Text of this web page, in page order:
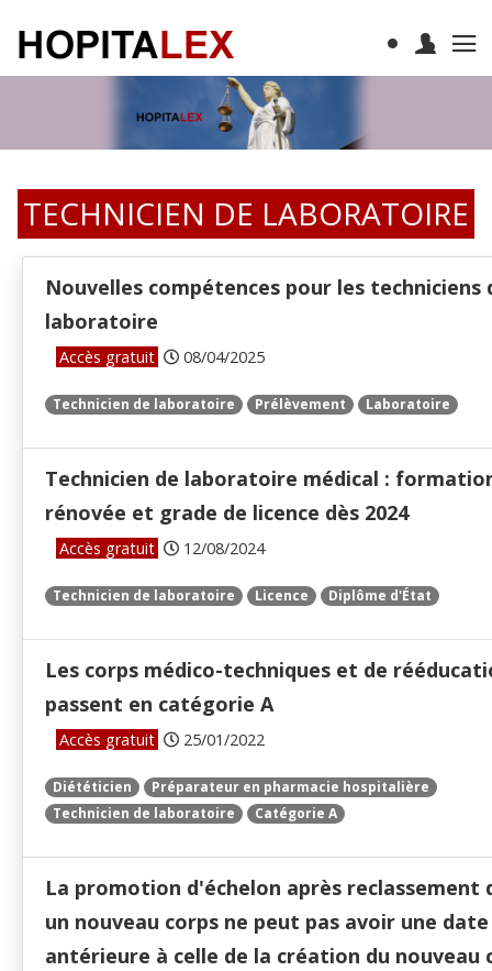
TECHNICIEN DE LABORATOIRE
Nouvelles compétences pour les techniciens
laboratoire
Accès gratuit 08/04/2025
Technicien de laboratoire Prélèvement Laboratoire
Technicien de laboratoire médical :
rénovée et grade de licence dès 2024
Accès gratuit 12/08/2024
Technicien de laboratoire Licence Diplôme d'État
Les corps médico-techniques et de
passent en catégorie A
Accès gratuit 25/01/2022
Diététicien
Préparateur en pharmacie hospitalière
Technicien de laboratoire
Catégorie A
La promotion d'échelon après reclassement
un nouveau corps ne peut pas avoir une date
antérieure à celle de la création du nouveau